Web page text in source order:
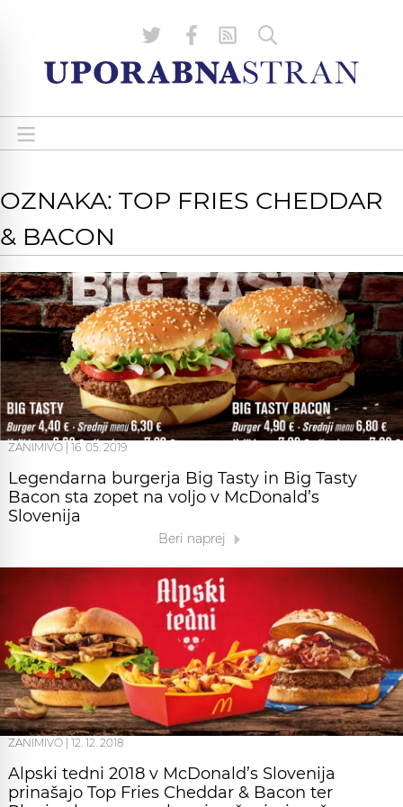
OZNAKA: TOP FRIES CHEDDAR
& BACON
ZANIMIVO 16. 05. 2019
Legendarna burgerja Big Tasty in Big Tasty
Bacon sta zopet na voljo v McDonald’s
Slovenija
Beri naprej
ZANIMIVO 12. 12. 2018
Alpski tedni 2018 v McDonald’s Slovenija
prinašajo Top Fries Cheddar & Bacon ter